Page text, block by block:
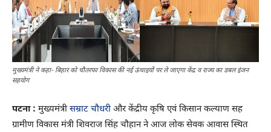
मुख्यमंत्री ने कहा- बिहार को चौतरफा विकास की नई ऊंचाइयों पर ले जाएगा केंद्र व राज्य का डबल इंजन
सहयोग
पटना : मुख्यमंत्री सम्राट चौधरीऔर केंद्रीय कृषि एवं किसान कल्याण सह
ग्रामीण विकास मंत्री शिवराज सिंह चौहान ने आज लोक सेवक आवास स्थित